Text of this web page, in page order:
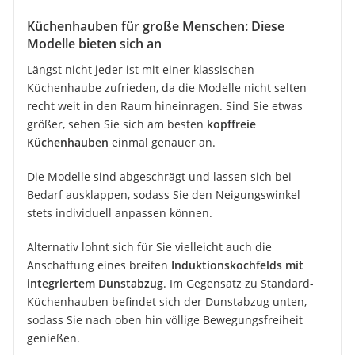
Küchenhauben für große Menschen: Diese
Modelle bieten sich an
Längst nicht jeder ist mit einer klassischen
Küchenhaube zufrieden, da die Modelle nicht selten
recht weit in den Raum hineinragen. Sind Sie etwas
größer, sehen Sie sich am besten kopffreie
Küchenhauben einmal genauer an.
Die Modelle sind abgeschrägt und lassen sich bei
Bedarf ausklappen, sodass Sie den Neigungswinkel
stets individuell anpassen können.
Alternativ lohnt sich für Sie vielleicht auch die
Anschaffung eines breiten Induktionskochfelds mit
integriertem Dunstabzug. Im Gegensatz zu Standard-
Küchenhauben befindet sich der Dunstabzug unten,
sodass Sie nach oben hin völlige Bewegungsfreiheit
genießen.